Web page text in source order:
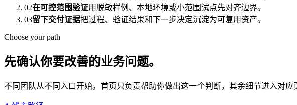
02在可控范围验证用脱敏样例、本地环境或小范围试点先对齐边界。
03留下交付证据把过程、验证结果和下一步决定沉淀为可复用资产。
Choose your path
先确认你要改善的业务问题。
不同团队从不同入口开始。首页只负责帮助你做出这一个判断，其余细节进入对应